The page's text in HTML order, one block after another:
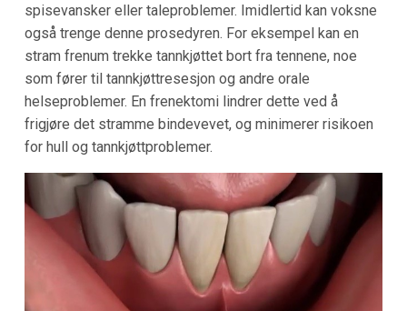
spisevansker eller taleproblemer. Imidlertid kan voksne
også trenge denne prosedyren. For eksempel kan en
stram frenum trekke tannkjøttet bort fra tennene, noe
som fører til tannkjøttresesjon og andre orale
helseproblemer. En frenektomi lindrer dette ved å
frigjøre det stramme bindevevet, og minimerer risikoen
for hull og tannkjøttproblemer.